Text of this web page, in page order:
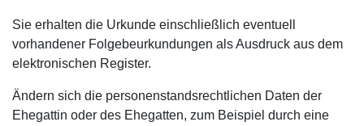
Sie erhalten die Urkunde einschließlich eventuell
vorhandener Folgebeurkundungen als Ausdruck aus dem
elektronischen Register.
Ändern sich die personenstandsrechtlichen Daten der
Ehegattin oder des Ehegatten, zum Beispiel durch eine